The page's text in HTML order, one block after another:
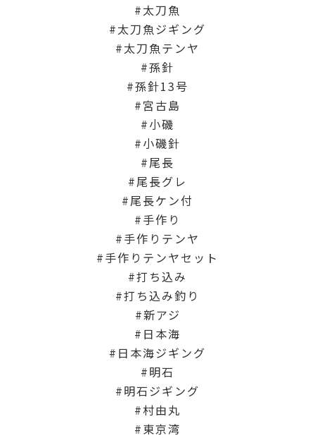
太刀魚
太刀魚ジギング
太刀魚テンヤ
孫針
孫針13号
宮古島
小磯
小磯針
尾長
尾長グレ
尾長ケン付
手作り
手作りテンヤ
手作りテンヤセット
打ち込み
打ち込み釣り
新アジ
日本海
日本海ジギング
明石
明石ジギング
村由丸
東京湾